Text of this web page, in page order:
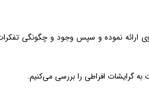
نموده و سپس وجود و چگونگی تفکرات
گرایشات افراطی را بررسی می‌کنیم.